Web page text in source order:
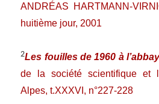
ANDRÉAS HARTMANN-
huitième jour, 2001
2Les fouilles de 1960 à
de la société scientifique et
Alpes, t.XXXVI, n°227-228